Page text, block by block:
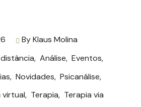
ByKlaus Molina
, Análise, Eventos,
, Novidades, Psicanálise,
virtual, Terapia, Terapia via